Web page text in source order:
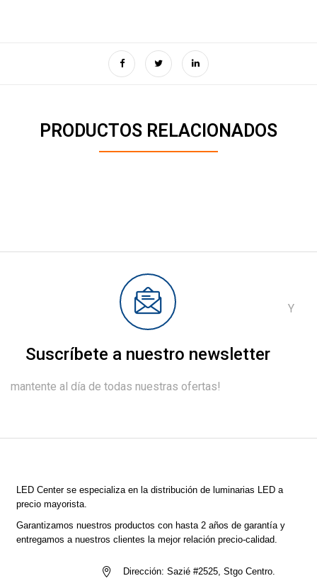
PRODUCTOS RELACIONADOS
Suscríbete a nuestro newsletter
Y
mantente al día de todas nuestras ofertas!
LED Centerse especializa en la distribución de luminarias LED a
precio mayorista.
Garantizamos nuestros productos con hasta 2 años de garantía y
entregamos a nuestros clientes la mejor relación precio-calidad.
Dirección: Sazié #2525, Stgo Centro.